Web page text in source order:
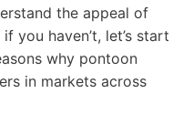
the appeal of
you haven’t, let’s start
why pontoon
in markets across